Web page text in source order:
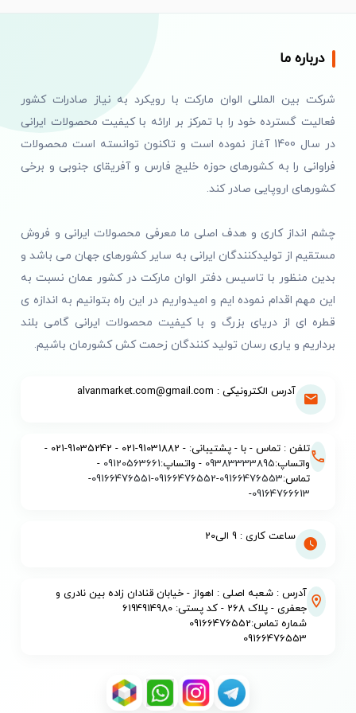
درباره ما
شرکت بین المللی الوان مارکت با رویکرد به نیاز صادرات کشور
فعالیت گسترده خود را با تمرکز بر ارائه با کیفیت محصولات ایرانی
در سال 1400 آغاز نموده است و تاکنون توانسته است محصولات
فراوانی را به کشورهای حوزه خلیج فارس و آفریقای جنوبی و برخی
کشورهای اروپایی صادر کند.
چشم انداز کاری و هدف اصلی ما معرفی محصولات ایرانی و فروش
مستقیم از تولیدکنندگان ایرانی به سایر کشورهای جهان می باشد و
بدین منظور با تاسیس دفتر الوان مارکت در کشور عمان نسبت به
این مهم اقدام نموده ایم و امیدواریم در این راه بتوانیم به اندازه ی
قطره ای از دریای بزرگ و با کیفیت محصولات ایرانی گامی بلند
برداریم و یاری رسان تولید کنندگان زحمت کش کشورمان باشیم.
آدرس الکترونیکی : alvanmarket.com@gmail.com
تلفن : تماس - با - پشتیبانی: - 91031882-021 - 91035242-021 -
واتساپ:09383333895 - واتساپ:09120563661
-
تماس:09166476553
-
09166476552
-
09166476551
-
09164766613
-
ساعت کاری : 9 الی20
آدرس : شعبه اصلی : اهواز - خیابان قنادان زاده بین نادری و
جعفری - پلاک 268 - کد پستی: 6194914980
شماره تماس:09166476552
09166476553